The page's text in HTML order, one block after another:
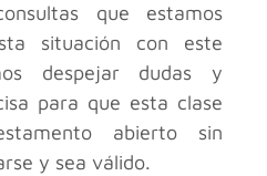
que estamos
situación con este
despejar dudas y
para que esta clase
abierto sin
y sea válido.